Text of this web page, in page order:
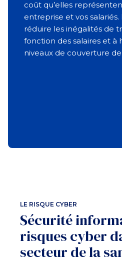
coût qu’elles
entreprise et vos salariés.
réduire les inégalités de
fonction des salaires et à
niveaux de couverture de
LE RISQUE CYBER
Sécurité
risques cyber
secteur de la